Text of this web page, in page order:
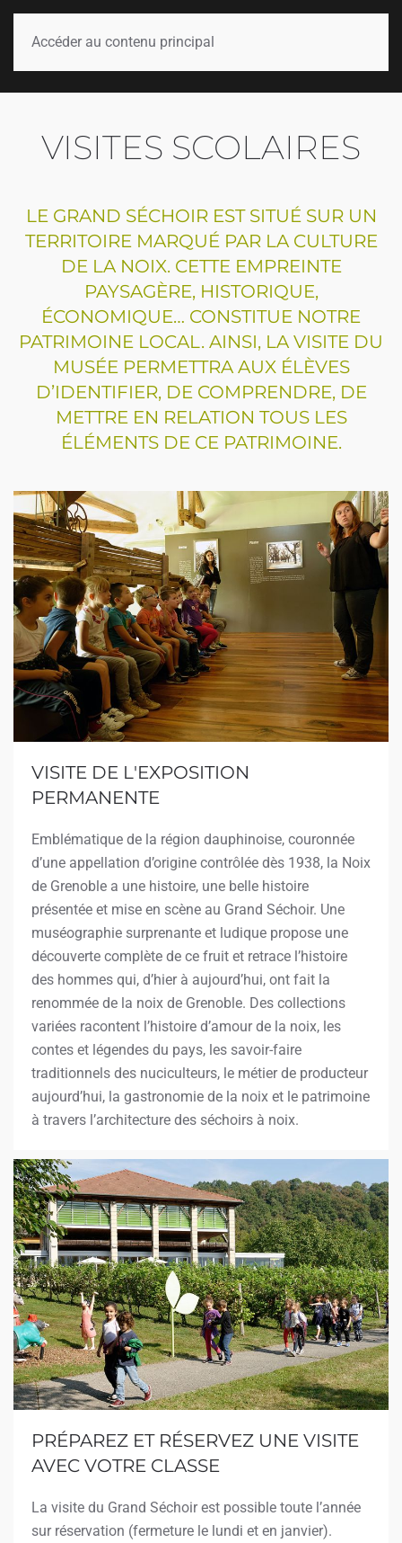
Accéder au contenu principal
VISITES SCOLAIRES
LE GRAND SÉCHOIR EST SITUÉ SUR UN
TERRITOIRE MARQUÉ PAR LA CULTURE
DE LA NOIX. CETTE EMPREINTE
PAYSAGÈRE, HISTORIQUE,
ÉCONOMIQUE… CONSTITUE NOTRE
PATRIMOINE LOCAL. AINSI, LA VISITE DU
MUSÉE PERMETTRA AUX ÉLÈVES
D’IDENTIFIER, DE COMPRENDRE, DE
METTRE EN RELATION TOUS LES
ÉLÉMENTS DE CE PATRIMOINE.
VISITE DE L'EXPOSITION
PERMANENTE
Emblématique de la région dauphinoise, couronnée
d’une appellation d’origine contrôlée dès 1938, la Noix
de Grenoble a une histoire, une belle histoire
présentée et mise en scène au Grand Séchoir. Une
muséographie surprenante et ludique propose une
découverte complète de ce fruit et retrace l’histoire
des hommes qui, d’hier à aujourd’hui, ont fait la
renommée de la noix de Grenoble. Des collections
variées racontent l’histoire d’amour de la noix, les
contes et légendes du pays, les savoir-faire
traditionnels des nuciculteurs, le métier de producteur
aujourd’hui, la gastronomie de la noix et le patrimoine
à travers l’architecture des séchoirs à noix.
PRÉPAREZ ET RÉSERVEZ UNE VISITE
AVEC VOTRE CLASSE
La visite du Grand Séchoir est possible toute l’année
sur réservation (fermeture le lundi et en janvier).